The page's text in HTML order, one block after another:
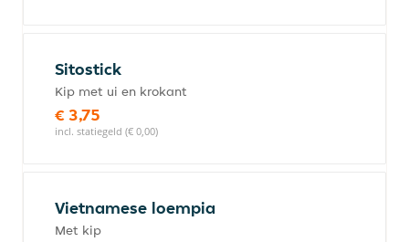
Sitostick
Kip met ui en krokant
€ 3,75
incl. statiegeld (€ 0,00)
Vietnamese loempia
Met kip